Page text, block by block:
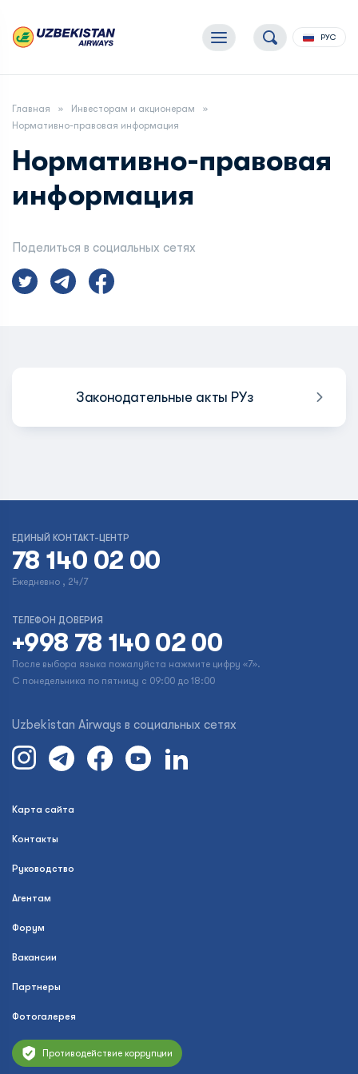
РУС
Главная
Инвесторам и акционерам
Нормативно-правовая информация
Нормативно-правовая
информация
Поделиться в социальных сетях
Законодательные акты РУз
ЕДИНЫЙ КОНТАКТ-ЦЕНТР
78 140 02 00
Ежедневно , 24/7
ТЕЛЕФОН ДОВЕРИЯ
+998 78 140 02 00
После выбора языка пожалуйста нажмите цифру «7».
С понедельника по пятницу с 09:00 до 18:00
Uzbekistan Airways в социальных сетях
Карта сайта
Контакты
Руководство
Агентам
Форум
Вакансии
Партнеры
Фотогалерея
Противодействие коррупции